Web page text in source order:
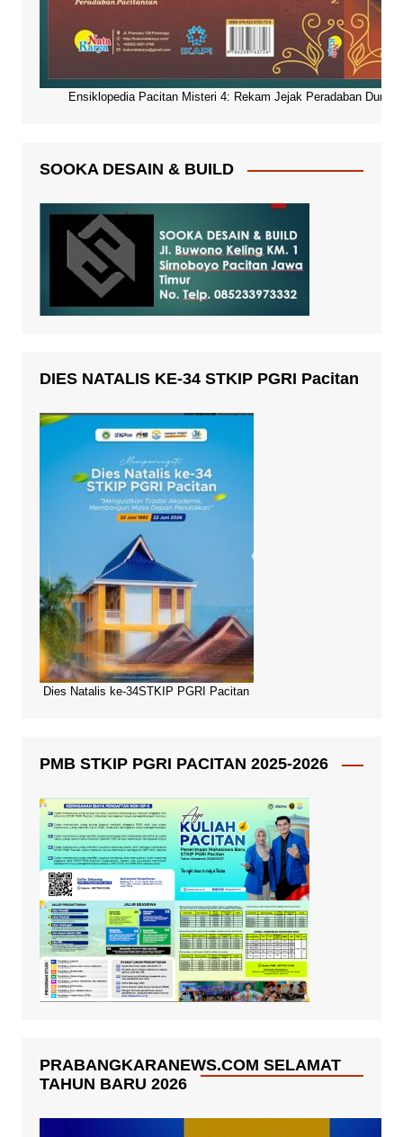
Ensiklopedia Pacitan Misteri 4: Rekam Jejak Peradaban Dunia
SOOKA DESAIN & BUILD
DIES NATALIS KE-34 STKIP PGRI Pacitan
Dies Natalis ke-34STKIP PGRI Pacitan
PMB STKIP PGRI PACITAN 2025-2026
PRABANGKARANEWS.COM SELAMAT
TAHUN BARU 2026